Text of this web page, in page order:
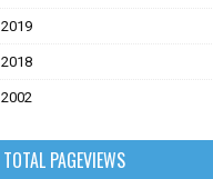
2019
2018
2002
TOTAL PAGEVIEWS